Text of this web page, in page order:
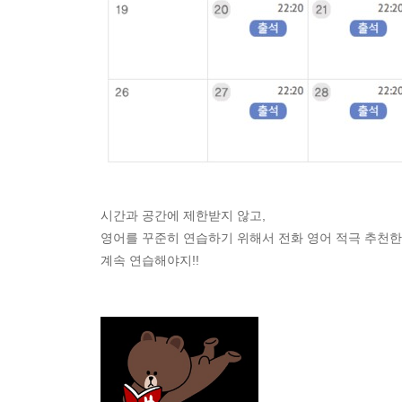
시간과 공간에 제한받지 않고,
영어를 꾸준히 연습하기 위해서 전화 영어 적극 추천
계속 연습해야지!!